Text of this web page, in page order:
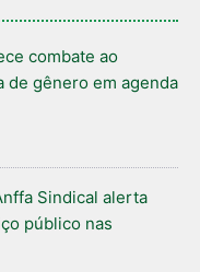
combate ao
de gênero em agenda
Sindical alerta
público nas